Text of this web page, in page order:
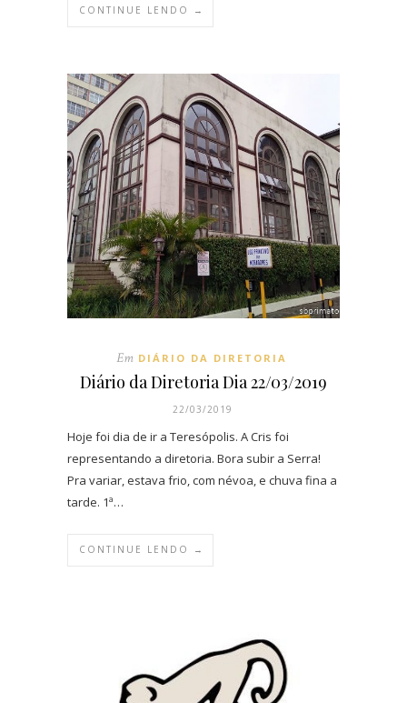
CONTINUE LENDO →
Em DIÁRIO DA DIRETORIA
Diário da Diretoria Dia 22/03/2019
22/03/2019
Hoje foi dia de ir a Teresópolis. A Cris foi
representando a diretoria. Bora subir a Serra!
Pra variar, estava frio, com névoa, e chuva fina a
tarde. 1ª…
CONTINUE LENDO →